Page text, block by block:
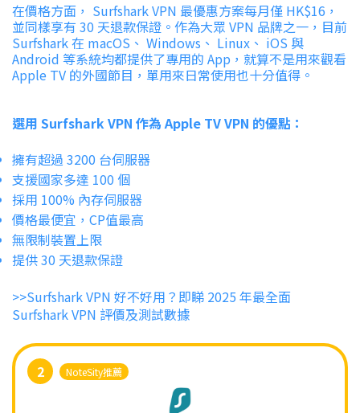
在價格方面， Surfshark VPN 最優惠方案每月僅 HK$16，
並同樣享有 30 天退款保證。作為大眾 VPN 品牌之一，目前
Surfshark 在 macOS、 Windows、 Linux、 iOS 與
Android 等系統均都提供了專用的 App，就算不是用來觀看
Apple TV 的外國節目，單用來日常使用也十分值得。
選用 Surfshark VPN 作為 Apple TV VPN 的優點：
擁有超過 3200 台伺服器
支援國家多達 100 個
採用 100% 內存伺服器
價格最便宜，CP值最高
無限制裝置上限
提供 30 天退款保證
>>Surfshark VPN 好不好用？即睇 2025 年最全面
Surfshark VPN 評價及測試數據
2 NoteSity推薦